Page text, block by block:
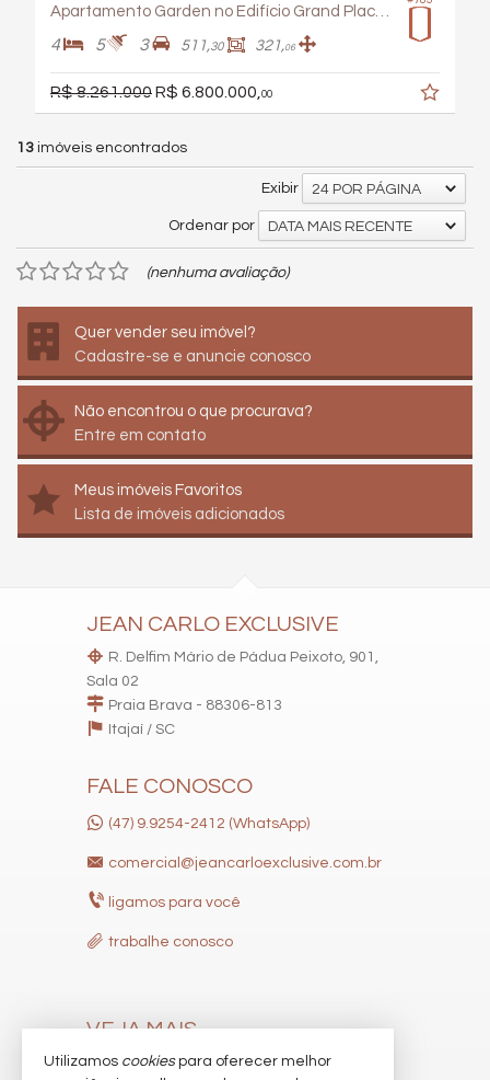
4 5 3 511,30 321,06
R$ 8.261.000R$ 6.800.000, 00
13 imóveis encontrados
Exibir 24 POR PÁGINA
Ordenar por DATA MAIS RECENTE
(nenhuma avaliação)
Quer vender seu imóvel?
Cadastre-se e anuncie conosco
Não encontrou o que procurava?
Entre em contato
Meus imóveis Favoritos
Lista de imóveis adicionados
JEAN CARLO EXCLUSIVE
R. Delfim Mário de Pádua Peixoto, 901,
Sala 02
Praia Brava - 88306-813
Itajaí / SC
FALE CONOSCO
(47) 9.9254-2412 (WhatsApp)
comercial@jeancarloexclusive.com.br
ligamos para você
trabalhe conosco
VEJA MAIS
receba nosso newsletter
Utilizamos cookiespara oferecer melhor